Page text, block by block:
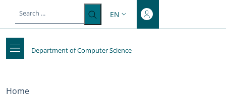
Top-level headingLANGUAGE SWITCHER: CURRENT
EN
Department of Computer Science
Breadcrumb
Home